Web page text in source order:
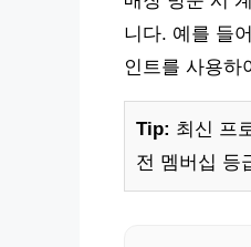
니다. 예를 들
인트를 사용하
Tip: 최신 프
전 멤버십 등